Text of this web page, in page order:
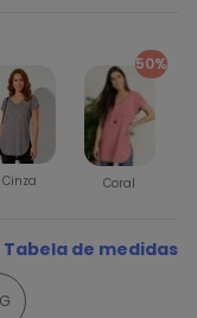
Cinza
50%
Coral
Tabela de medidas